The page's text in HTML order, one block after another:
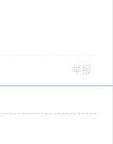
举报